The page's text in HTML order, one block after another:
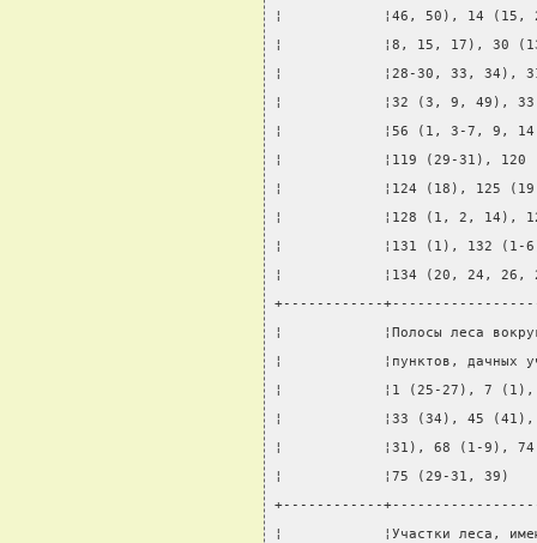
¦            ¦46, 50), 14
¦            ¦8, 15, 17), 30
¦            ¦28-30, 33, 34),
¦            ¦32 (3, 9, 49),
¦            ¦56 (1, 3-7, 9,
¦            ¦119 (29-31),
¦            ¦124 (18), 125
¦            ¦128 (1, 2, 14),
¦            ¦131 (1), 132
¦            ¦134 (20, 24,
+------------
¦            ¦Полосы леса
¦            ¦пунктов,
¦            ¦1 (25-27), 7 (1),
¦            ¦33 (34), 45
¦            ¦31), 68 (1-9),
¦            ¦75 (29-31,
+------------
¦            ¦Участки леса,